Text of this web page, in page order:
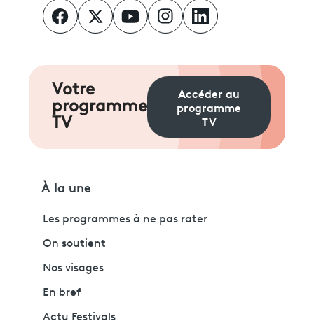
Votre
programme
TV
Accéder au
programme
TV
À la une
Les programmes à ne pas rater
On soutient
Nos visages
En bref
Actu Festivals